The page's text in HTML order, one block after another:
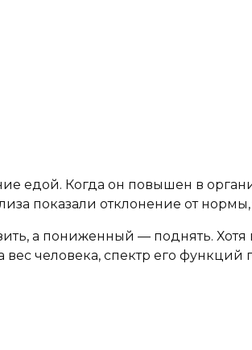
Когда он повышен в
показали отклонение от нормы,
а пониженный — поднять. Хотя
вес человека, спектр его функций